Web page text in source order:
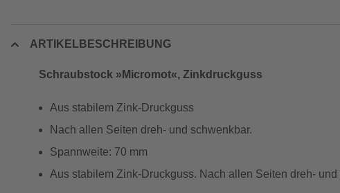
ARTIKELBESCHREIBUNG
Schraubstock »Micromot«, Zinkdruckguss
Aus stabilem Zink-Druckguss
Nach allen Seiten dreh- und schwenkbar.
Spannweite: 70 mm
Aus stabilem Zink-Druckguss. Nach allen Seiten dreh-